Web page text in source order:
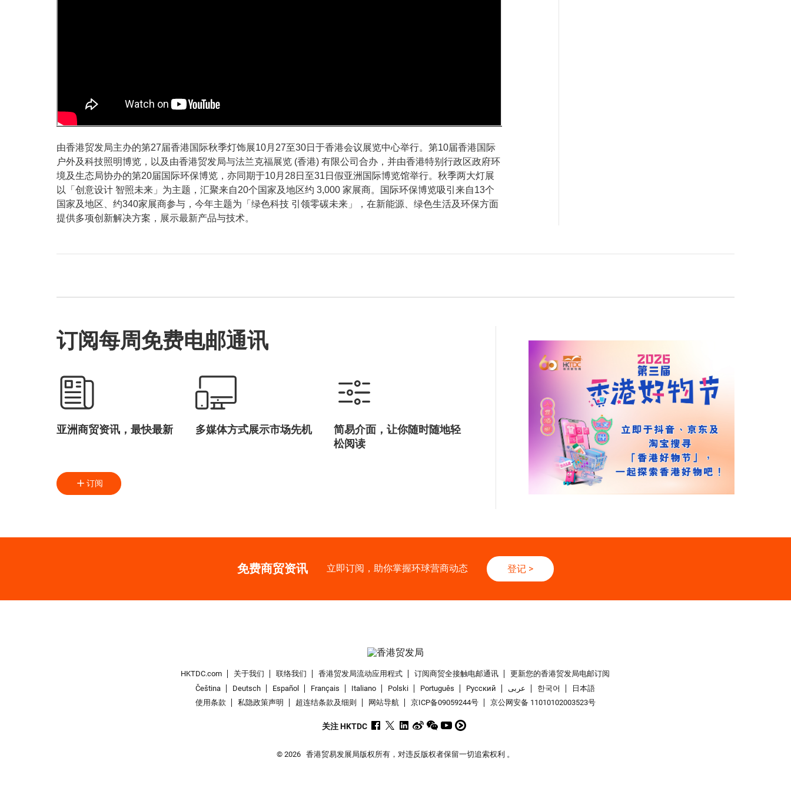
由香港贸发局主办的第27届香港国际秋季灯饰展10月27至30日于香港会议展览中心举行。第10届香港国际
户外及科技照明博览，以及由香港贸发局与法兰克福展览 (香港) 有限公司合办，并由香港特别行政区政府环
境及生态局协办的第20届国际环保博览，亦同期于10月28日至31日假亚洲国际博览馆举行。秋季两大灯展
以「创意设计 智照未来」为主题，汇聚来自20个国家及地区约 3,000 家展商。国际环保博览吸引来自13个
国家及地区、约340家展商参与，今年主题为「绿色科技 引领零碳未来」，在新能源、绿色生活及环保方面
提供多项创新解决方案，展示最新产品与技术。
订阅每周免费电邮通讯
亚洲商贸资讯，最快最新 多媒体方式展示市场先机
简易介面，让你随时随地轻
松阅读
订阅
免费商贸资讯 立即订阅，助你掌握环球营商动态 登记>
HKTDC.com 关于我们 联络我们 香港贸发局流动应用程式 订阅商贸全接触电邮通讯
更新您的香港贸发局电邮订阅
Čeština
Deutsch Español Français Italiano Polski Português Pусский عربى 한국어
日本語
使用条款
私隐政策声明 超连结条款及细则 网站导航 京ICP备09059244号 京公网安备 11010102003523号
关注 HKTDC
© 2026 香港贸易发展局版权所有，对违反版权者保留一切追索权利 。